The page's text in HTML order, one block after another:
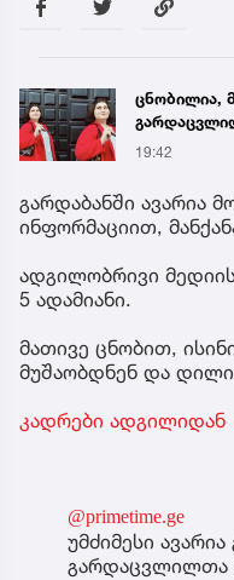
„ენგურთან
ვთქვა...“ -
19:34
გარდაბანში ავარია
ინფორმაციით,
ადგილობრივი
5 ადამიანი.
მათივე ცნობით,
მუშაობდნენ და
კადრები ადგილიდან
@primetime.ge
უმძიმესი
გარდაცვლილთა